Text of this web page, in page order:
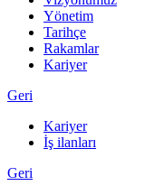
Yönetim
Tarihçe
Rakamlar
Kariyer
Geri
Kariyer
İş ilanları
Geri